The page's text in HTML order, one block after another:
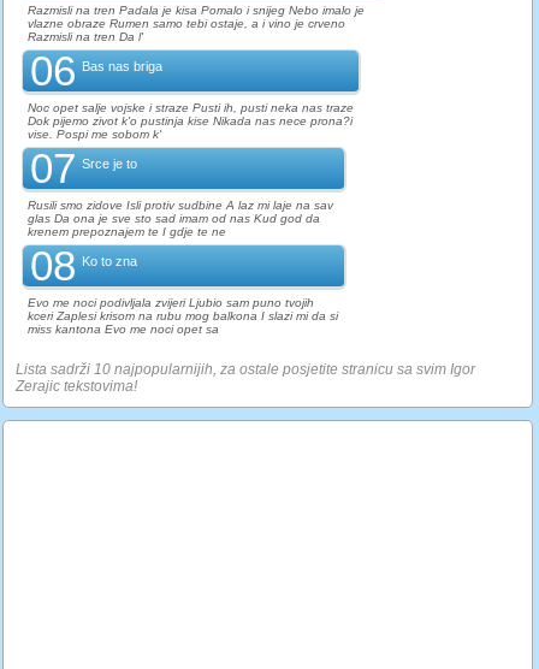
Razmisli na tren Padala je kisa Pomalo i snijeg Nebo imalo je
vlazne obraze Rumen samo tebi ostaje, a i vino je crveno
Razmisli na tren Da l'
06 Bas nas briga
Noc opet salje vojske i straze Pusti ih, pusti neka nas traze
Dok pijemo zivot k'o pustinja kise Nikada nas nece prona?i
vise. Pospi me sobom k'
07 Srce je to
Rusili smo zidove Isli protiv sudbine A laz mi laje na sav
glas Da ona je sve sto sad imam od nas Kud god da
krenem prepoznajem te I gdje te ne
08 Ko to zna
Evo me noci podivljala zvijeri Ljubio sam puno tvojih
kceri Zaplesi krisom na rubu mog balkona I slazi mi da si
miss kantona Evo me noci opet sa
Lista sadrži 10 najpopularnijih, za ostale posjetite stranicu sa svim Igor
Zerajic tekstovima!